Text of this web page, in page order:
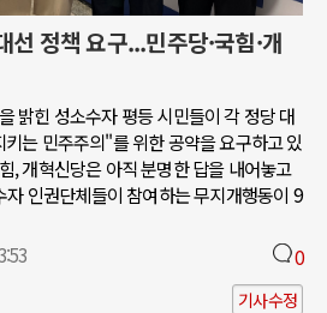
정책 요구...민주당·국힘·개
밝힌 성소수자 평등 시민들이 각 정당 대
는 민주주의"를 위한 공약을 요구하고 있
, 개혁신당은 아직 분명한 답을 내어놓고
자 인권단체들이 참여하는 무지개행동이 9
0
기사수정